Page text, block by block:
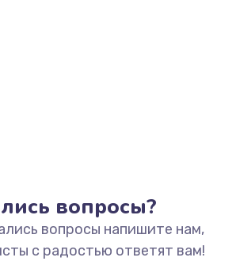
вопросы?
вопросы напишите нам,
с радостью ответят вам!